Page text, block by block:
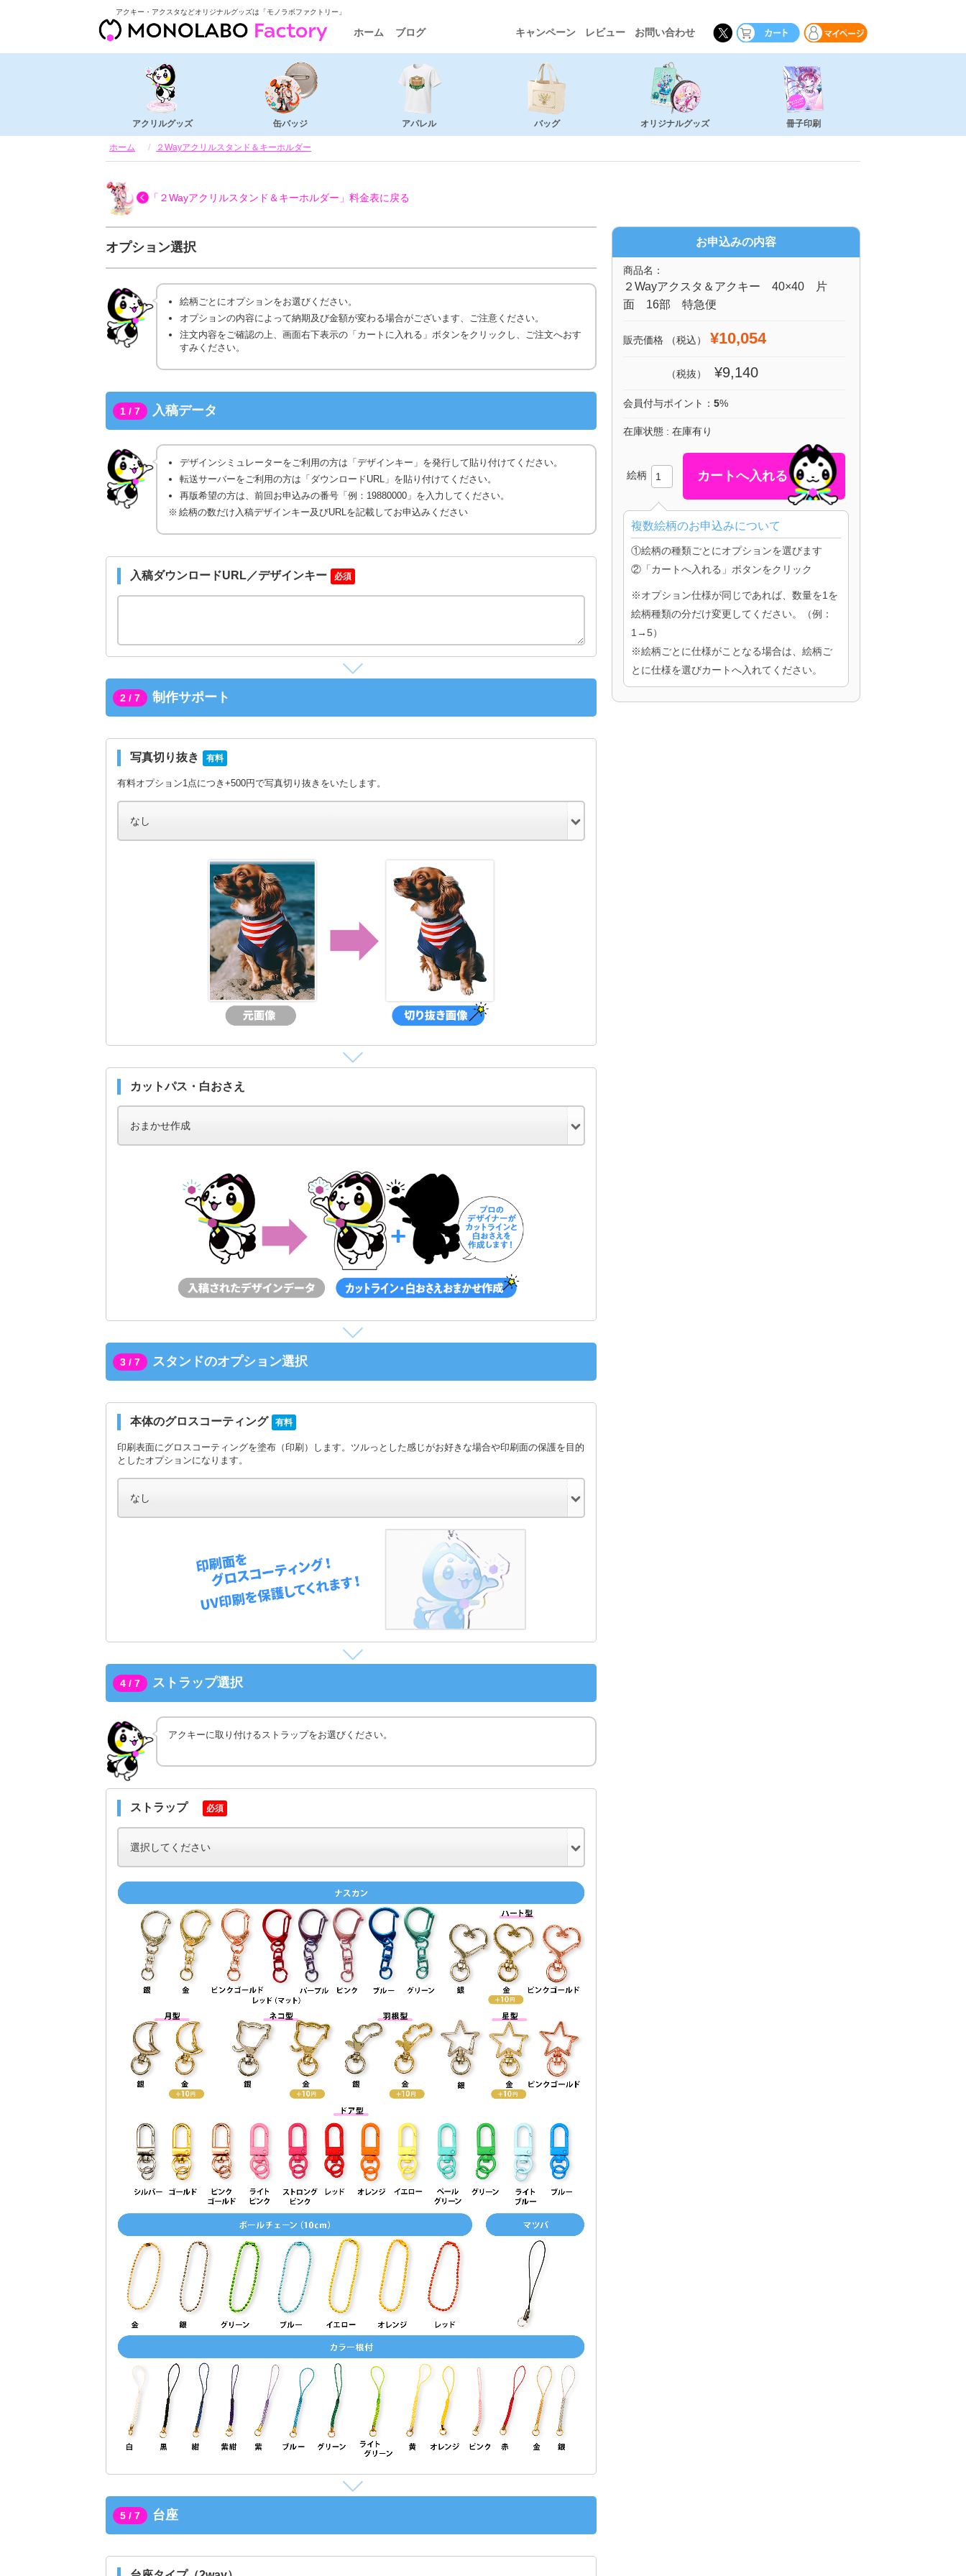
アクキー・アクスタなどオリジナルグッズは「モノラボファクトリー」
ホーム ブログ キャンペーン レビュー お問い合わせ
アクリルグッズ 缶バッジ アパレル バッグ オリジナルグッズ 冊子印刷
ホーム ２Wayアクリルスタンド＆キーホルダー
「２Wayアクリルスタンド＆キーホルダー」 料金表に戻る
オプション選択
絵柄ごとにオプションをお選びください。
オプションの内容によって納期及び金額が変わる場合がございます、ご注意ください。
注文内容をご確認の上、画面右下表示の「カートに入れる」ボタンをクリックし、ご注文へおす
すみください。
1 / 7 入稿データ
デザインシミュレーターをご利用の方は「デザインキー」を発行して貼り付けてください。
転送サーバーをご利用の方は「ダウンロードURL」を貼り付けてください。
再版希望の方は、前回お申込みの番号「例：19880000」を入力してください。
絵柄の数だけ入稿デザインキー及びURLを記載してお申込みください
入稿ダウンロードURL／デザインキー 必須
2 / 7 制作サポート
写真切り抜き 有料
有料オプション1点につき+500円で写真切り抜きをいたします。
カットパス・白おさえ
3 / 7 スタンドのオプション選択
本体のグロスコーティング 有料
印刷表面にグロスコーティングを塗布（印刷）します。ツルっとした感じがお好きな場合や印刷面の保護を目的
としたオプションになります。
4 / 7 ストラップ選択
アクキーに取り付けるストラップをお選びください。
ストラップ 必須
5 / 7 台座
お申込みの内容
商品名：
２Wayアクスタ＆アクキー 40×40 片
面 16部 特急便
販売価格 （税込） ¥10,054
（税抜） ¥9,140
会員付与ポイント： 5%
在庫状態 : 在庫有り
絵柄
複数絵柄のお申込みについて
①絵柄の種類ごとにオプションを選びます
②「カートへ入れる」ボタンをクリック
※オプション仕様が同じであれば、数量を1を
絵柄種類の分だけ変更してください。（例：
1→5）
※絵柄ごとに仕様がことなる場合は、絵柄ご
とに仕様を選びカートへ入れてください。